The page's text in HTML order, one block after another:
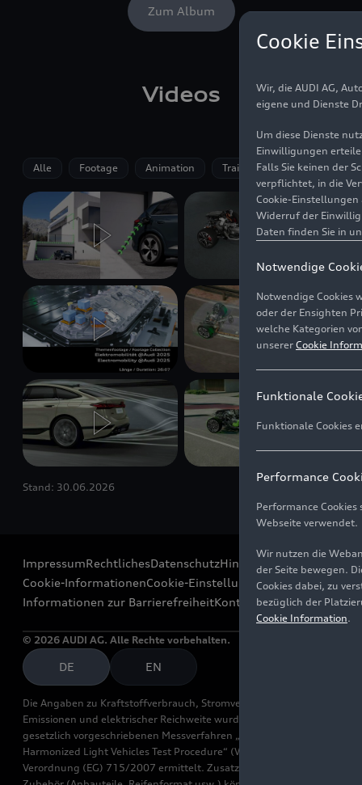
Zum Album
Videos
Alle Footage Animation Trailer
Stand: 30.06.2026
ImpressumRechtlichesDatenschutzHinweisgebersystem
Cookie-InformationenCookie-Einstellungen
Informationen zur BarrierefreiheitKontakt
© 2026 AUDI AG. Alle Rechte vorbehalten.
DE EN
Die Angaben zu Kraftstoffverbrauch, Stromverbrauch, CO₂-
Emissionen und elektrischer Reichweite wurden nach dem
gesetzlich vorgeschriebenen Messverfahren „Worldwide
Harmonized Light Vehicles Test Procedure“ (WLTP) gemäß
Verordnung (EG) 715/2007 ermittelt. Zusatzausstattungen und
Cookie
Wir, die AUDI AG,
eigene und Dienste
Um diese Dienste
Einwilligungen
Falls Sie keinen der
verpflichtet, in die
Cookie-
Widerruf der
Daten finden Sie in
Notwendige
Notwendige Cookies
oder der Ensighten
welche Kategorien
unserer Cookie
Funktionale
Funktionale Cookies
Performance
Performance
Webseite verwendet.
Wir nutzen die
der Seite bewegen.
Cookies dabei, zu
bezüglich der
Cookie Information.